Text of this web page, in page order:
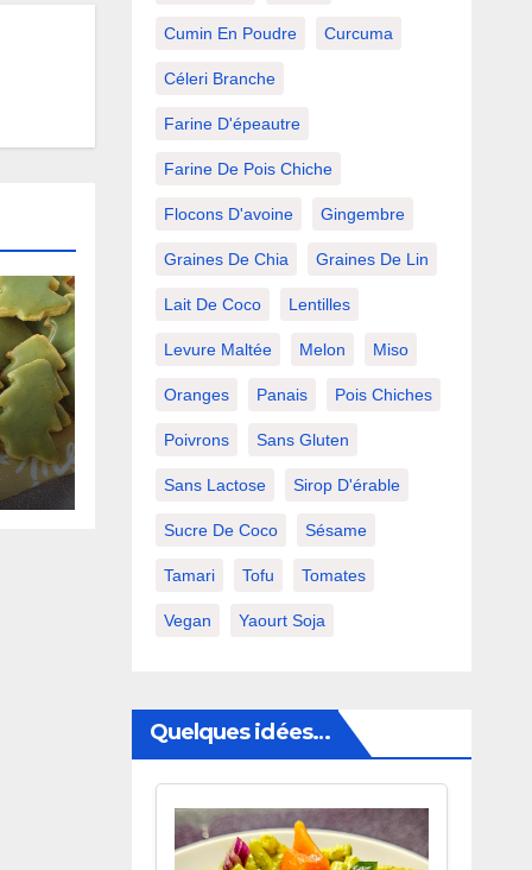
Cumin En Poudre Curcuma
Céleri Branche
Farine D'épeautre
Farine De Pois Chiche
Flocons D'avoine Gingembre
Graines De Chia Graines De Lin
Lait De Coco Lentilles
Levure Maltée Melon Miso
Oranges Panais Pois Chiches
Poivrons Sans Gluten
Sans Lactose Sirop D'érable
Sucre De Coco Sésame
Tamari Tofu Tomates
Vegan Yaourt Soja
Quelques idées…